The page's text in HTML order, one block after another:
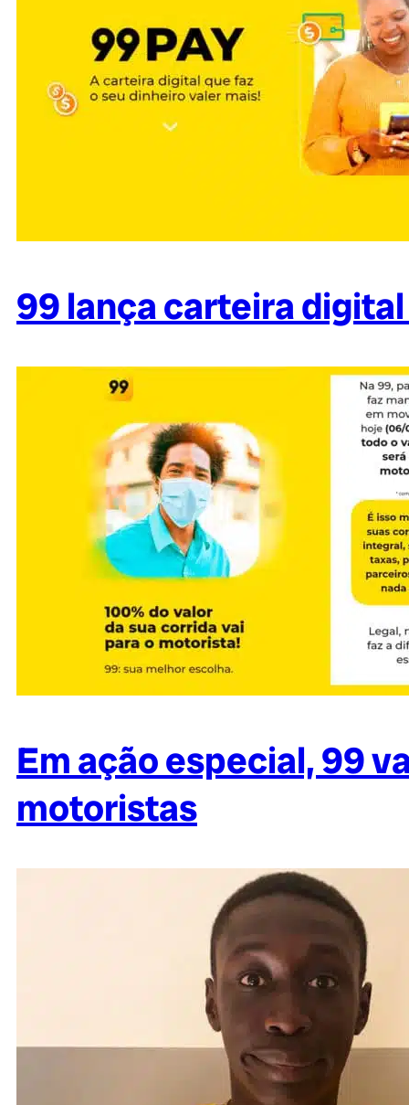
99 lança carteira digital
Em ação especial, 99
motoristas